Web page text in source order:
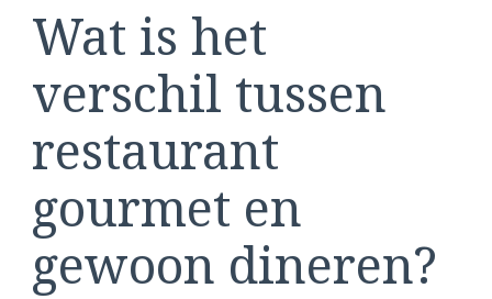
Wat is het
verschil tussen
restaurant
gourmet en
gewoon dineren?